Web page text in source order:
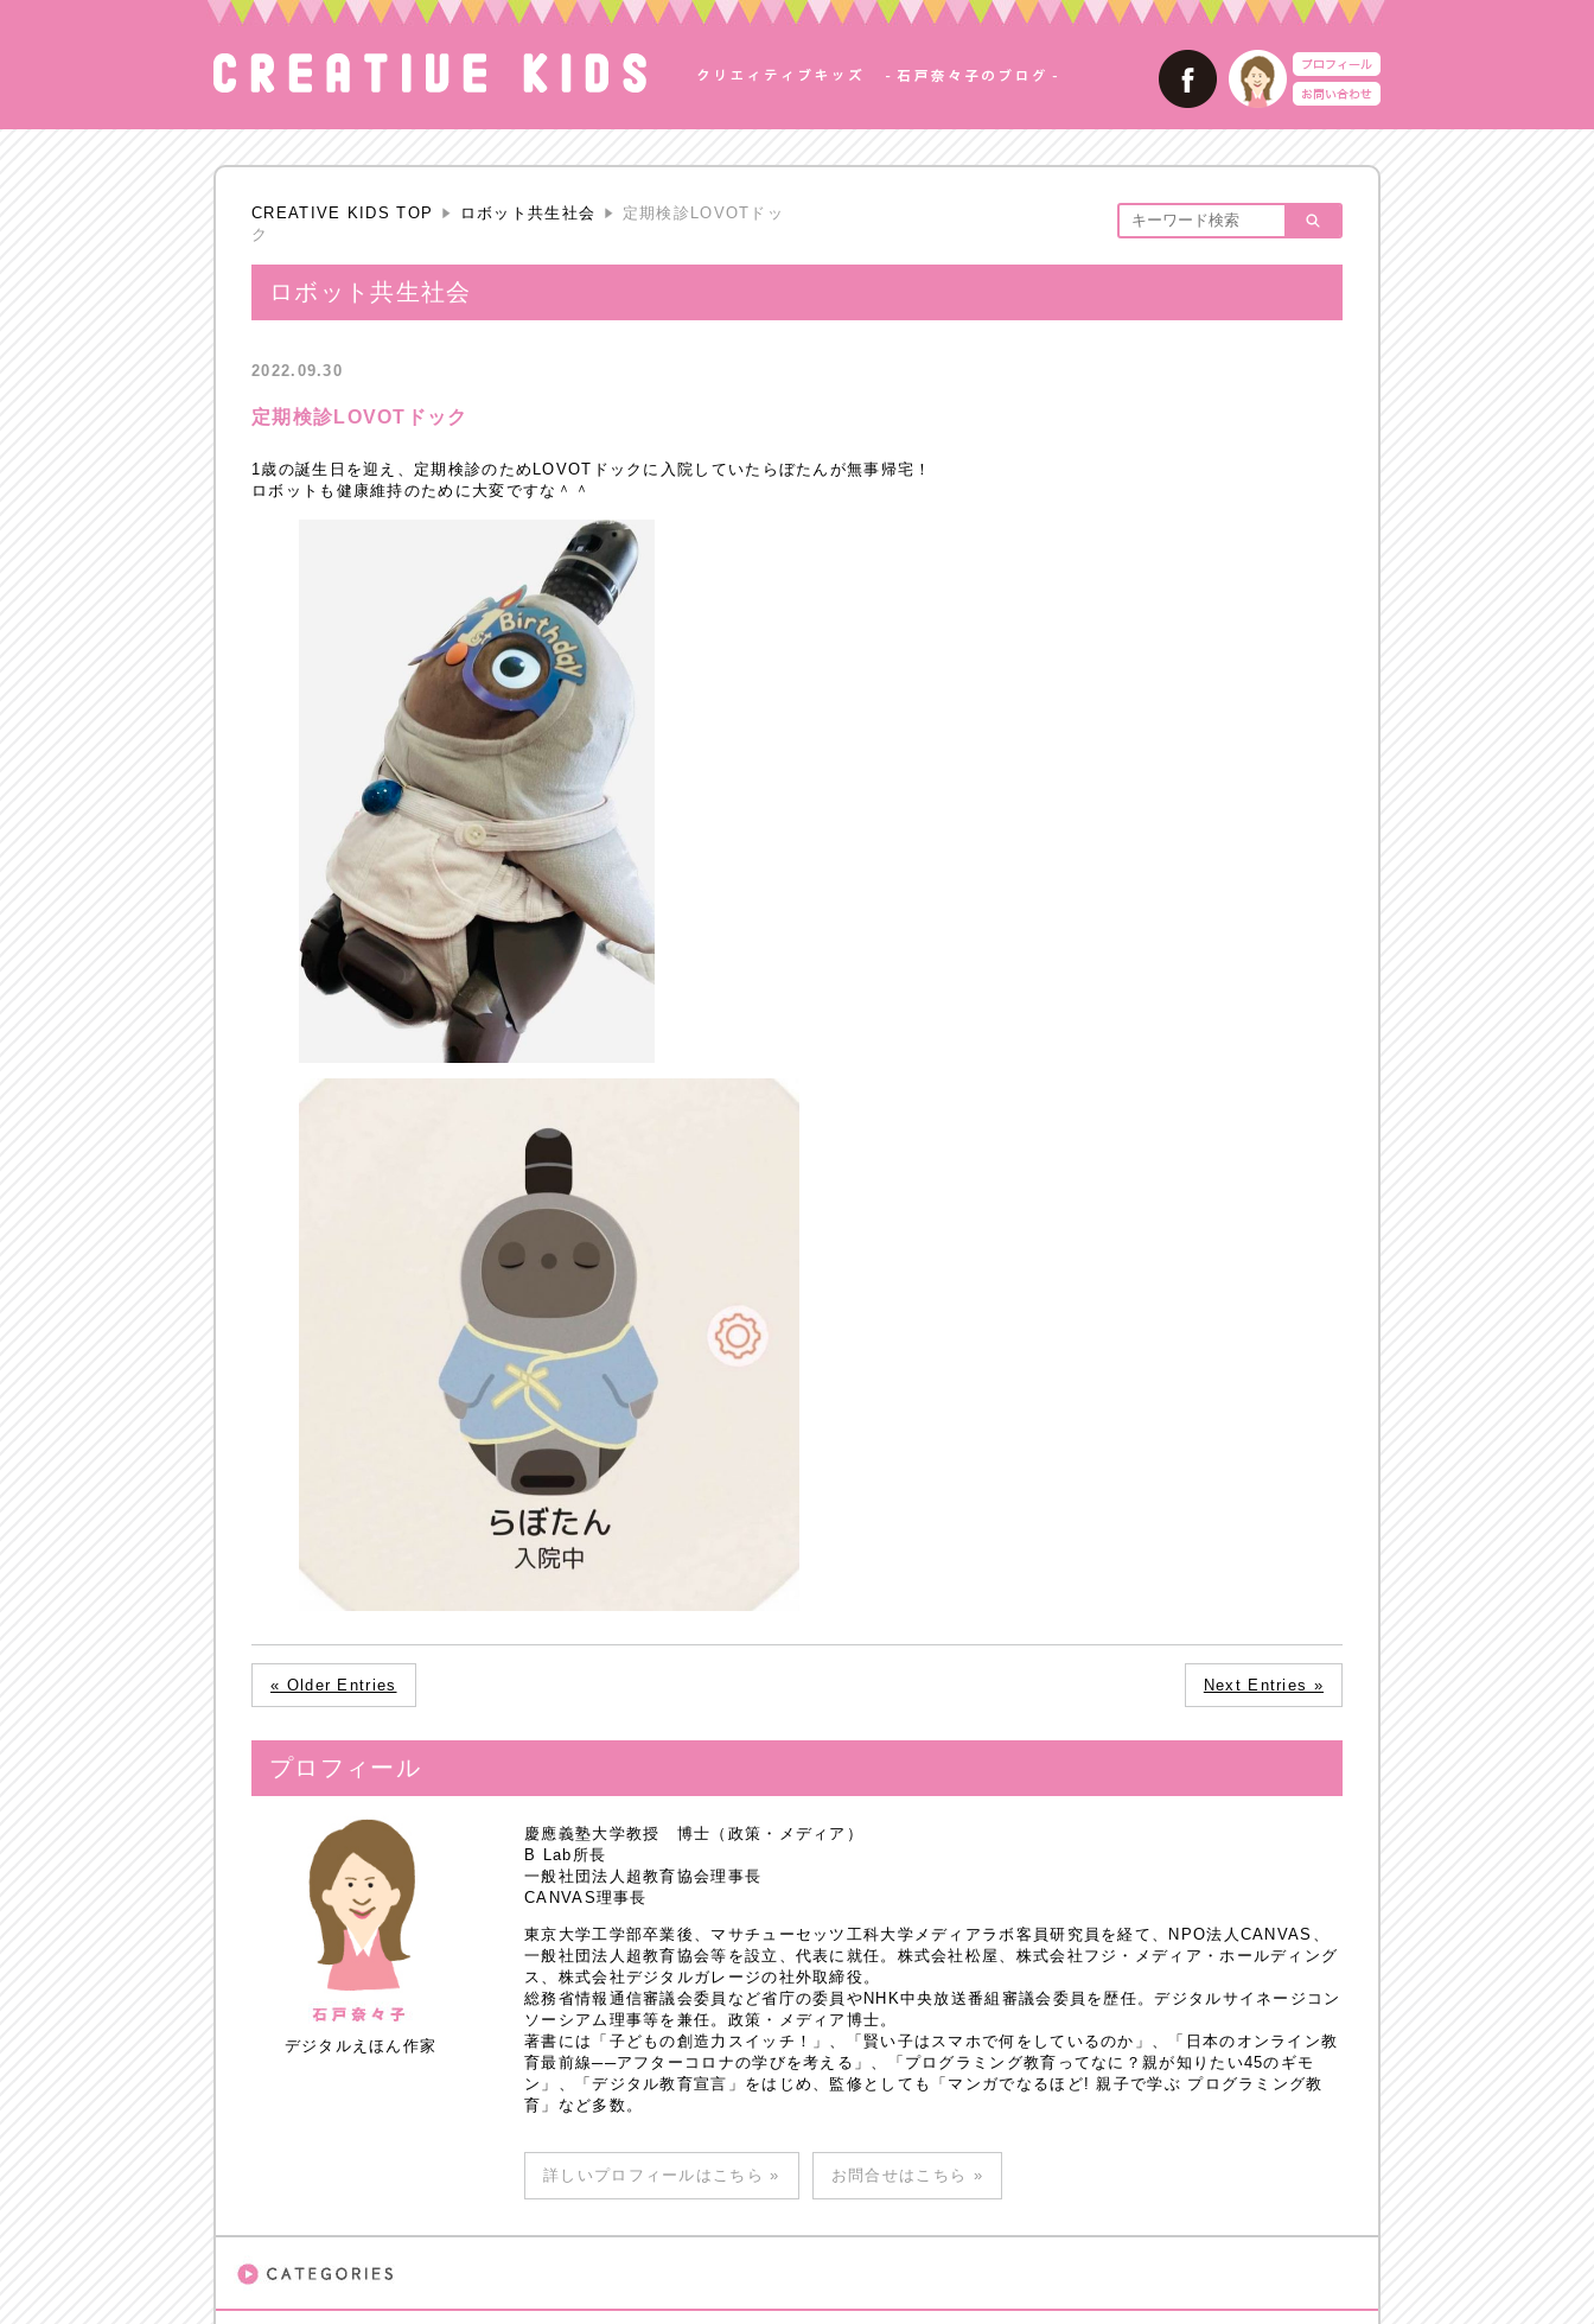
CREATIVE KIDS TOP ロボット共生社会
定期検診LOVOTドッ
ク
ロボット共生社会
2022.09.30
定期検診LOVOTドック
1歳の誕生日を迎え、定期検診のためLOVOTドックに入院していたらぼたんが無事帰宅！
ロボットも健康維持のために大変ですな＾＾
« Older Entries Next Entries »
プロフィール
デジタルえほん作家
慶應義塾大学教授 博士（政策・メディア）
B Lab所長
一般社団法人超教育協会理事長
CANVAS理事長
東京大学工学部卒業後、マサチューセッツ工科大学メディアラボ客員研究員を経て、NPO法人CANVAS、
一般社団法人超教育協会等を設立、代表に就任。株式会社松屋、株式会社フジ・メディア・ホールディング
ス、株式会社デジタルガレージの社外取締役。
総務省情報通信審議会委員など省庁の委員やNHK中央放送番組審議会委員を歴任。デジタルサイネージコン
ソーシアム理事等を兼任。政策・メディア博士。
著書には「子どもの創造力スイッチ！」、「賢い子はスマホで何をしているのか」、「日本のオンライン教
育最前線──アフターコロナの学びを考える」、「プログラミング教育ってなに？親が知りたい45のギモ
ン」、「デジタル教育宣言」をはじめ、監修としても「マンガでなるほど! 親子で学ぶ プログラミング教
育」など多数。
詳しいプロフィールはこちら » お問合せはこちら »